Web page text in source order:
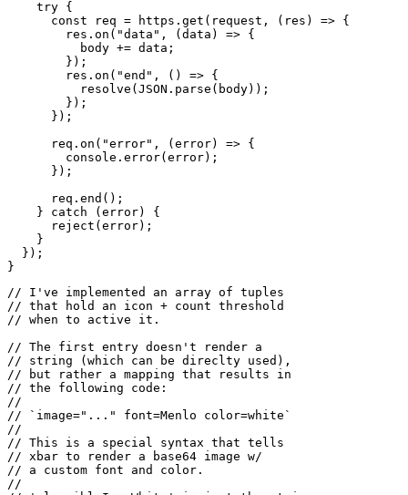
// The first entry doesn't render a
// string (which can be direclty used),
// but rather a mapping that results in
// the following code:
// `image="..." font=Menlo color=white`
// This is a special syntax that tells
// xbar to render a base64 image w/
// 'plausibleIconWhite' is just the string
// for the base64-image.
[0, `${plausibleIconWhite} Menlo white`, "image font
  [5, "💫"],
  [10, "⭐️"],
  [50, "🌟"],
  [100, "⚡️"],
  [500, "💥"],
// Actually rendering stuff in xbar
// is super simple - just output it
// with console.log(...).
//
// As you'll see, '---' define
// separator. The first log-call
// gets rendered as acutal menu item.
const linksMenu = [
  "---",
`🔮 Open dashboard | href=https://
`🔥 Made by flaming.codes | href=https://
];